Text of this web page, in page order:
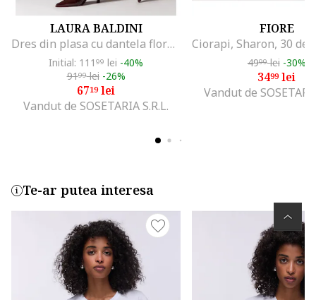
LAURA BALDINI
Dres din plasa cu dantela florala DELICATE, Visiniu (wine, Visiniu inchis
Initial: 111 99 lei -40%
9199lei -26%
6719lei
Vandut de SOSETARIA S.R.L.
FIORE
4999lei -30%
3499lei
Vandut de
Te-ar putea interesa